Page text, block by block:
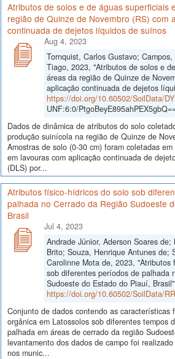
Atributos de solos e de águas superficiais
região de Quinze de Novembro (RS) com
continuada de dejetos líquidos de suínos
Aug 4, 2023
Tornquist, Carlos Gustavo;
Tiago, 2023, "Atributos de solos e
áreas da região de Quinze de
aplicação continuada de dejetos
https://doi.org/10.60502/SoilData/
UNF:6:0/
Dados de dinâmica de atributos do solo
produção suinícola na região de Quinze de
Amostras de solo (0-30 cm) foram coletadas
em lavouras com aplicação continuada de
(DLS) por...
Atributos físico-hídricos do solo sob
palhada no Cerrado da Região Sudoeste
Brasil
Jul 4, 2023
Andrade Júnior, Aderson Soares
Brito; Souza, Henrique Antunes de;
Carolinne Mota de, 2023, "Atributos
sob diferentes períodos de palhada
Sudoeste do Estado do Piauí,
https://doi.org/10.60502/SoilData/
Conjunto de dados contendo as características
orgânica em Latossolos sob diferentes tempos
palhada em áreas de cerrado da região
levantamento dos dados de campo foi
nos munic...